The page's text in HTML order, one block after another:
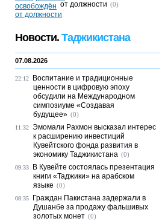
от должности (0)
Новости. Таджикистана
07.08.2026
22:12
Воспитание и традиционные
ценности в цифровую эпоху
обсудили на Международном
симпозиуме «Создавая
будущее» (0)
11:32 Эмомали Рахмон высказал интерес
к расширению инвестиций
Кувейтского фонда развития в
экономику Таджикистана (0)
09:33
В Кувейте состоялась презентация
книги «Таджики» на арабском
языке (0)
08:35
Граждан Пакистана задержали в
Душанбе за продажу фальшивых
золотых монет (0)